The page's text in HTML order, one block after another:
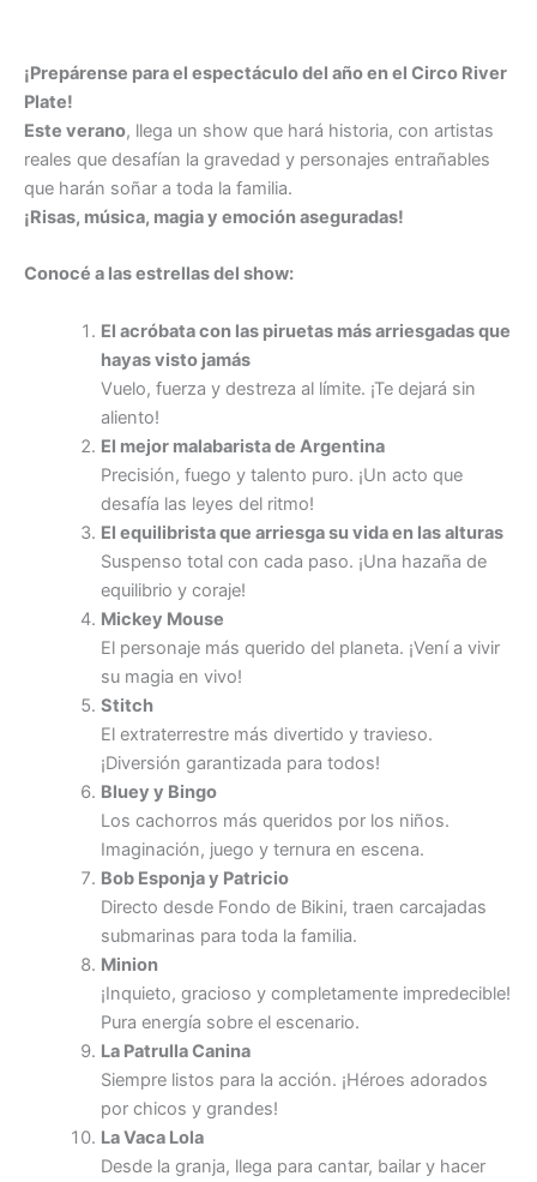
¡Prepárense para el espectáculo del año en el Circo River
Plate!
Este verano, llega un show que hará historia, con artistas
reales que desafían la gravedad y personajes entrañables
que harán soñar a toda la familia.
¡Risas, música, magia y emoción aseguradas!
Conocé a las estrellas del show:
El acróbata con las piruetas más arriesgadas que
hayas visto jamás
Vuelo, fuerza y destreza al límite. ¡Te dejará sin
aliento!
El mejor malabarista de Argentina
Precisión, fuego y talento puro. ¡Un acto que
desafía las leyes del ritmo!
El equilibrista que arriesga su vida en las alturas
Suspenso total con cada paso. ¡Una hazaña de
equilibrio y coraje!
Mickey Mouse
El personaje más querido del planeta. ¡Vení a vivir
su magia en vivo!
Stitch
El extraterrestre más divertido y travieso.
¡Diversión garantizada para todos!
Bluey y Bingo
Los cachorros más queridos por los niños.
Imaginación, juego y ternura en escena.
Bob Esponja y Patricio
Directo desde Fondo de Bikini, traen carcajadas
submarinas para toda la familia.
Minion
¡Inquieto, gracioso y completamente impredecible!
Pura energía sobre el escenario.
La Patrulla Canina
Siempre listos para la acción. ¡Héroes adorados
por chicos y grandes!
La Vaca Lola
Desde la granja, llega para cantar, bailar y hacer